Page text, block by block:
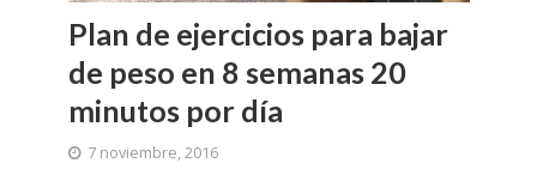
Plan de ejercicios para bajar
de peso en 8 semanas 20
minutos por día
7 noviembre, 2016